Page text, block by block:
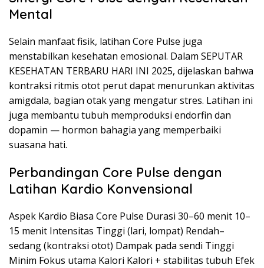
Mental
Selain manfaat fisik, latihan Core Pulse juga
menstabilkan kesehatan emosional. Dalam SEPUTAR
KESEHATAN TERBARU HARI INI 2025, dijelaskan bahwa
kontraksi ritmis otot perut dapat menurunkan aktivitas
amigdala, bagian otak yang mengatur stres. Latihan ini
juga membantu tubuh memproduksi endorfin dan
dopamin — hormon bahagia yang memperbaiki
suasana hati.
Perbandingan Core Pulse dengan
Latihan Kardio Konvensional
Aspek Kardio Biasa Core Pulse Durasi 30–60 menit 10–
15 menit Intensitas Tinggi (lari, lompat) Rendah–
sedang (kontraksi otot) Dampak pada sendi Tinggi
Minim Fokus utama Kalori Kalori + stabilitas tubuh Efek